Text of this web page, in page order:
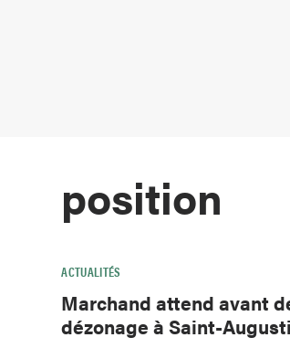
position
ACTUALITÉS
Marchand attend avant
dézonage à Saint-